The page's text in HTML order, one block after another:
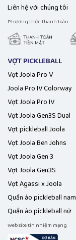
Liên hệ với chúng tôi
Phương thức thanh toán
VỢT PICKLEBALL
Vợt Joola Pro V
Joola Pro IV Colorway
Vợt Joola Pro IV
Vợt Joola Gen3S Dual
Vợt pickleball Joola
Vợt Joola Ben Johns
Vợt Joola Gen 3
Vợt Joola Gen3S
Vợt Agassi x Joola
Quần áo pickleball nam
Quần áo pickleball nữ
Website tín nhiệm mạng